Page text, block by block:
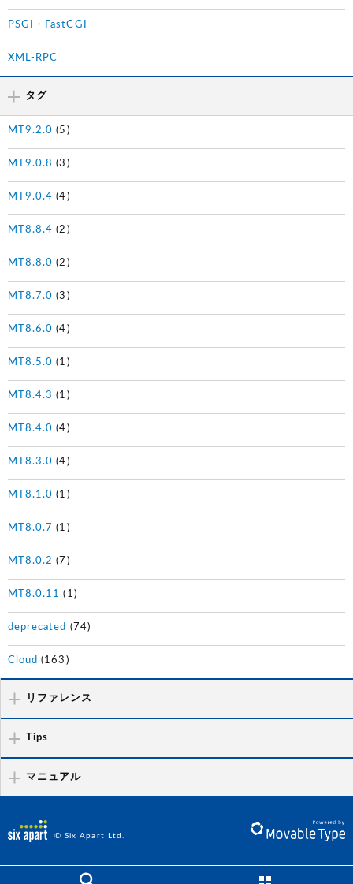
PSGI・FastCGI
XML-RPC
タグ
MT9.2.0 (5)
MT9.0.8 (3)
MT9.0.4 (4)
MT8.8.4 (2)
MT8.8.0 (2)
MT8.7.0 (3)
MT8.6.0 (4)
MT8.5.0 (1)
MT8.4.3 (1)
MT8.4.0 (4)
MT8.3.0 (4)
MT8.1.0 (1)
MT8.0.7 (1)
MT8.0.2 (7)
MT8.0.11 (1)
deprecated (74)
Cloud (163)
リファレンス
Tips
マニュアル
© Six Apart Ltd.